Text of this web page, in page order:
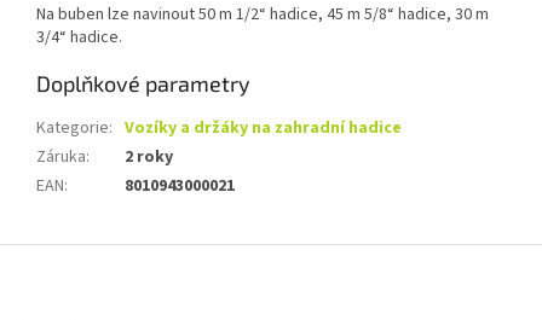
Na buben lze navinout 50 m 1/2“ hadice, 45 m 5/8“ hadice, 30 m
3/4“ hadice.
Doplňkové parametry
Kategorie: Vozíky a držáky na zahradní hadice
Záruka:
2 roky
EAN: 8010943000021